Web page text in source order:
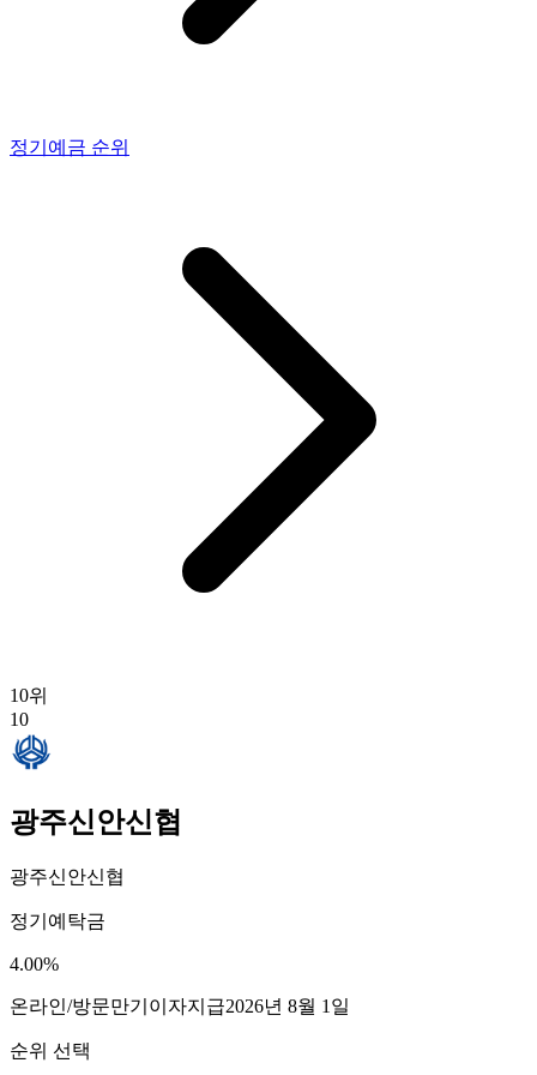
정기예금 순위
10위
10
광주신안신협
광주신안신협
정기예탁금
4.00%
온라인/방문만기이자지급2026년 8월 1일
순위 선택